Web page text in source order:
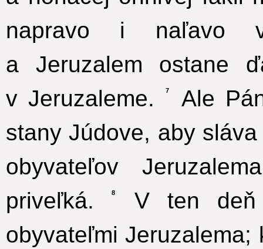
napravo i naľavo
a Jeruzalem ostane
v Jeruzaleme.
7
Ale
stany Júdove, aby
obyvateľov
priveľká.
8
V ten deň
obyvateľmi